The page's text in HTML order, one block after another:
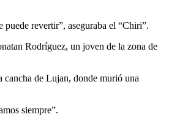
puede revertir”, aseguraba el “Chiri”.
Rodríguez, un joven de la zona de
cancha de Lujan, donde murió una
siempre”.